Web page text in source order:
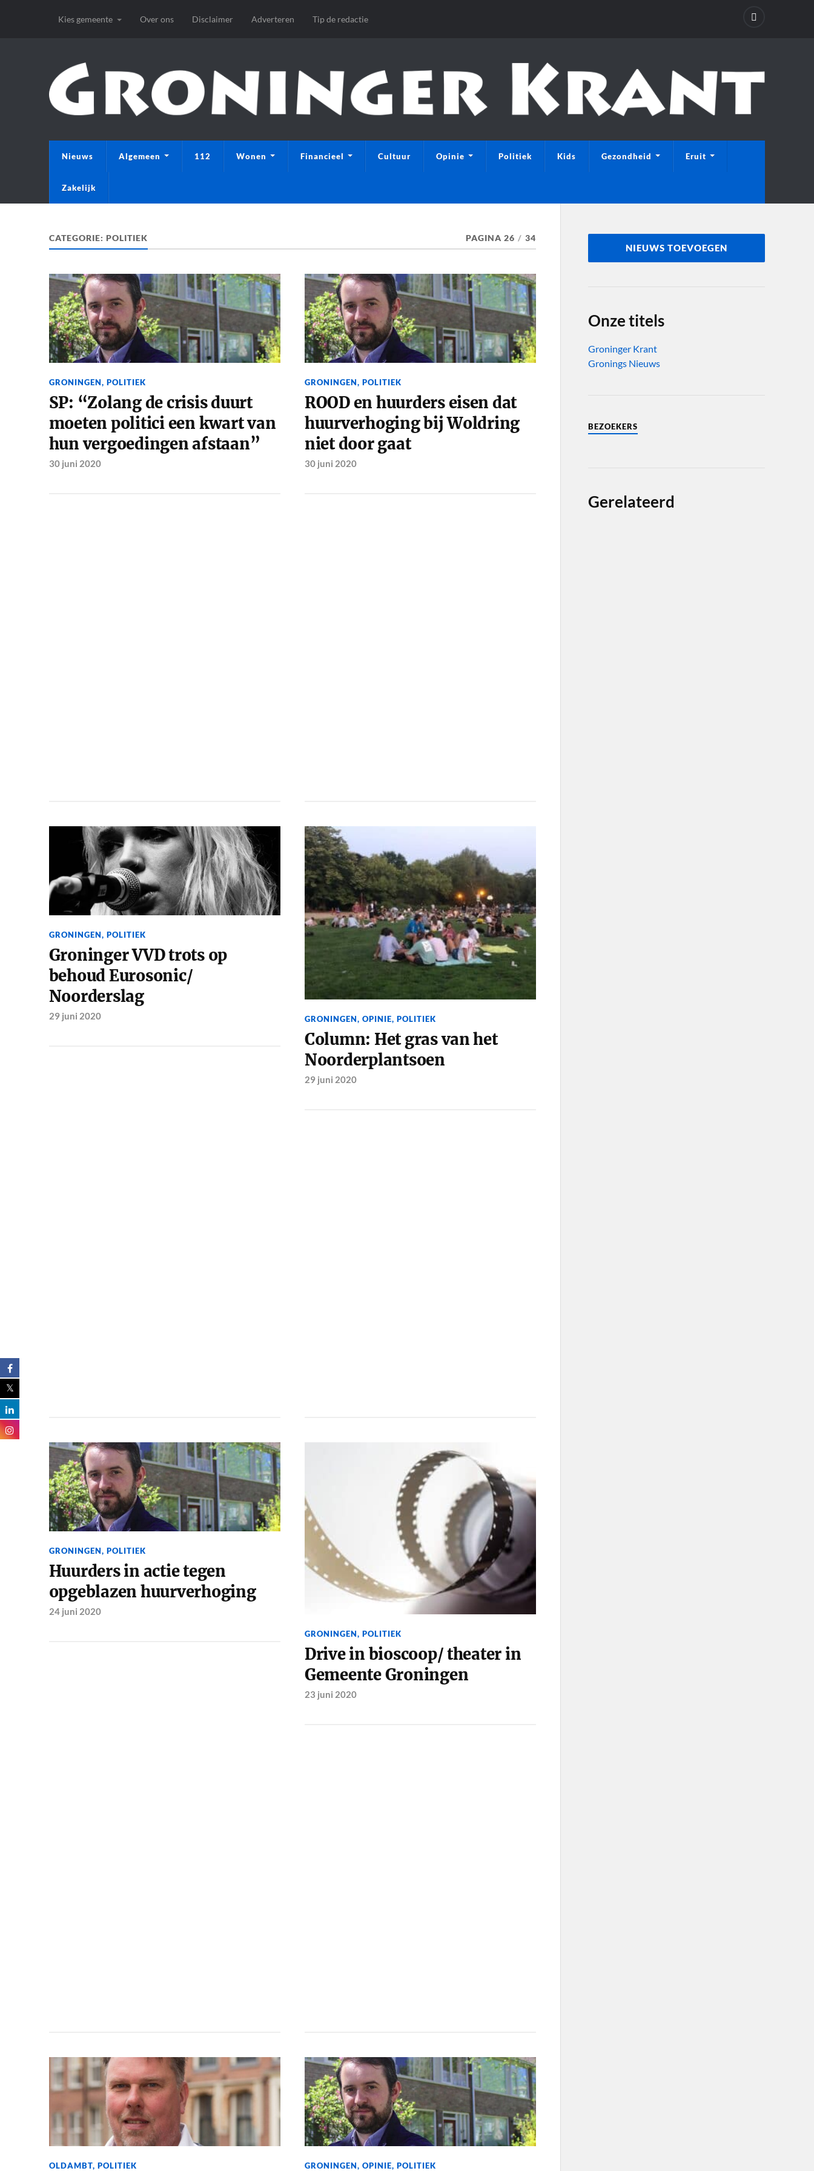
Kies gemeente Over ons Disclaimer Adverteren Tip de redactie
Nieuws Algemeen 112 Wonen Financieel Cultuur Opinie Politiek Kids Gezondheid Eruit
Zakelijk
CATEGORIE: POLITIEK PAGINA 26 / 34
GRONINGEN, POLITIEK
SP: “Zolang de crisis duurt
moeten politici een kwart van
hun vergoedingen afstaan”
30 juni 2020
GRONINGEN, POLITIEK
ROOD en huurders eisen dat
huurverhoging bij Woldring
niet door gaat
30 juni 2020
GRONINGEN, POLITIEK
Groninger VVD trots op
behoud Eurosonic/
Noorderslag
29 juni 2020 GRONINGEN, OPINIE, POLITIEK
Column: Het gras van het
Noorderplantsoen
29 juni 2020
GRONINGEN, POLITIEK
Huurders in actie tegen
opgeblazen huurverhoging
24 juni 2020
GRONINGEN, POLITIEK
Drive in bioscoop/ theater in
Gemeente Groningen
23 juni 2020
OLDAMBT, POLITIEK GRONINGEN, OPINIE, POLITIEK
NIEUWS TOEVOEGEN
Onze titels
Groninger Krant
Gronings Nieuws
BEZOEKERS
Gerelateerd